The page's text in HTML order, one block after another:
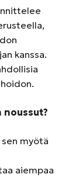
kanssa.
myötä
aiempaa